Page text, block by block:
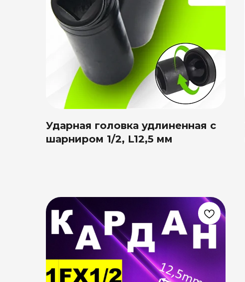
Ударная головка удлиненная с
шарниром 1/2, L12,5 мм